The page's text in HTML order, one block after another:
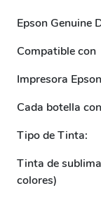
Epson Genuine
Compatible con
Impresora
Cada botella
Tipo de Tinta:
Tinta de
colores)